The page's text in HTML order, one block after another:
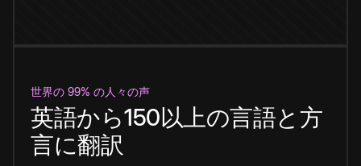
世界の 99% の人々の声
英語から150以上の言語と方
言に翻訳